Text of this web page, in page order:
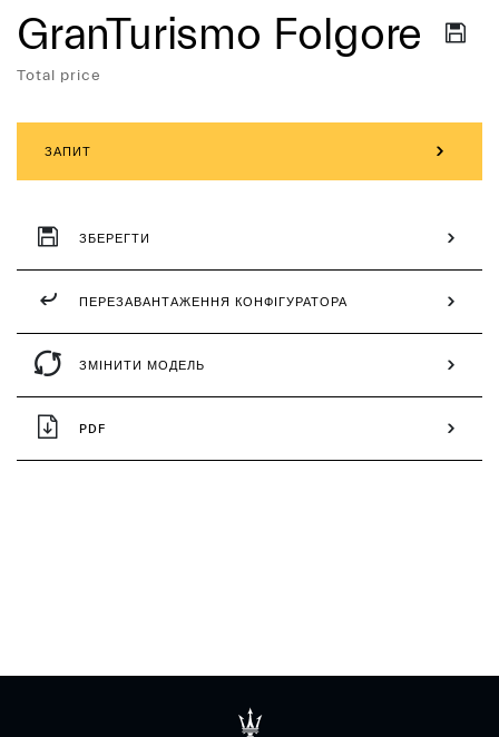
Services
GranTurismo Folgore
Total price
ЗАПИТ
ЗБЕРЕГТИ
ПЕРЕЗАВАНТАЖЕННЯ КОНФІГУРАТОРА
ЗМІНИТИ МОДЕЛЬ
PDF